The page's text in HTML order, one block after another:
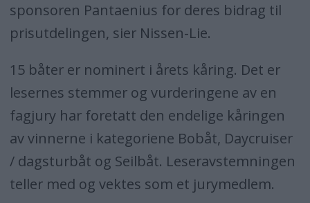
sponsoren Pantaenius for deres bidrag til
prisutdelingen, sier Nissen-Lie.
15 båter er nominert i årets kåring. Det er
lesernes stemmer og vurderingene av en
fagjury har foretatt den endelige kåringen
av vinnerne i kategoriene Bobåt, Daycruiser
/ dagsturbåt og Seilbåt. Leseravstemningen
teller med og vektes som et jurymedlem.